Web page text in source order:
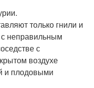
только гнили и
неправильным
с
воздухе
и плодовыми